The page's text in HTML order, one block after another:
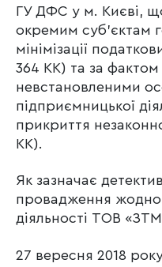
ГУ ДФС у м. Києві,
окремим суб’єктам
мінімізації
364 КК) та за
невстановленими
підприємницької
прикриття
КК).
Як зазначає
провадження
діяльності ТОВ
27 вересня 2018